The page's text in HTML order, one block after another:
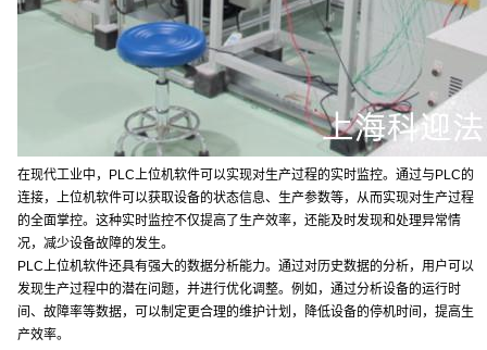
在现代工业中，PLC上位机软件可以实现对生产过程的实时监控。通过与PLC的
连接，上位机软件可以获取设备的状态信息、生产参数等，从而实现对生产过程
的全面掌控。这种实时监控不仅提高了生产效率，还能及时发现和处理异常情
况，减少设备故障的发生。
PLC上位机软件还具有强大的数据分析能力。通过对历史数据的分析，用户可以
发现生产过程中的潜在问题，并进行优化调整。例如，通过分析设备的运行时
间、故障率等数据，可以制定更合理的维护计划，降低设备的停机时间，提高生
产效率。